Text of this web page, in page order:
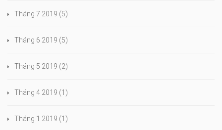
Tháng 7 2019 (5)
Tháng 6 2019 (5)
Tháng 5 2019 (2)
Tháng 4 2019 (1)
Tháng 1 2019 (1)